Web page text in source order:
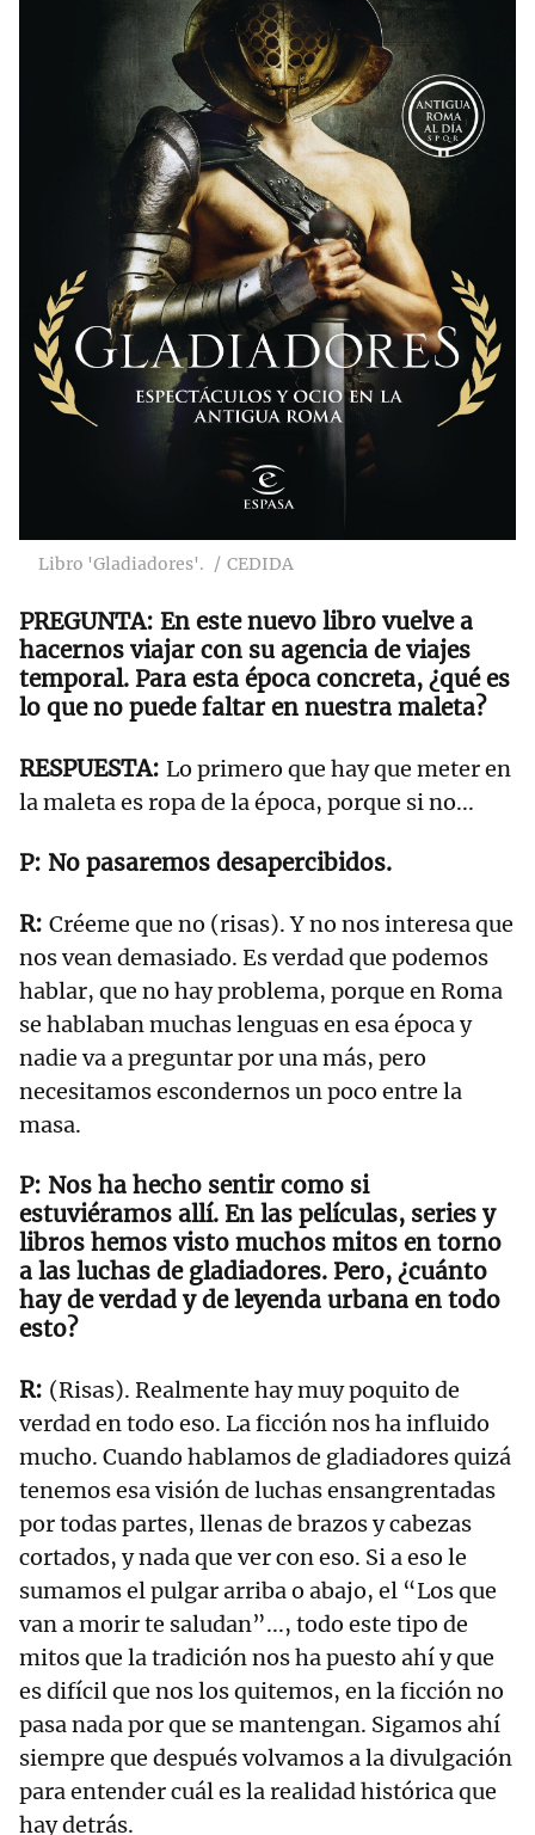
Libro 'Gladiadores'. CEDIDA
En este nuevo libro vuelve a
hacernos viajar con su agencia de viajes
temporal. Para esta época concreta, ¿qué es
lo que no puede faltar en nuestra maleta?
Lo primero que hay que meter en
la maleta es ropa de la época, porque si no...
No pasaremos desapercibidos.
Créeme que no (risas). Y no nos interesa que
nos vean demasiado. Es verdad que podemos
hablar, que no hay problema, porque en Roma
se hablaban muchas lenguas en esa época y
nadie va a preguntar por una más, pero
necesitamos escondernos un poco entre la
masa.
Nos ha hecho sentir como si
estuviéramos allí. En las películas, series y
libros hemos visto muchos mitos en torno
a las luchas de gladiadores. Pero, ¿cuánto
hay de verdad y de leyenda urbana en todo
esto?
(Risas). Realmente hay muy poquito de
verdad en todo eso. La ficción nos ha influido
mucho. Cuando hablamos de gladiadores quizá
tenemos esa visión de luchas ensangrentadas
por todas partes, llenas de brazos y cabezas
cortados, y nada que ver con eso. Si a eso le
sumamos el pulgar arriba o abajo, el “Los que
van a morir te saludan”..., todo este tipo de
mitos que la tradición nos ha puesto ahí y que
es difícil que nos los quitemos, en la ficción no
pasa nada por que se mantengan. Sigamos ahí
siempre que después volvamos a la divulgación
para entender cuál es la realidad histórica que
hay detrás.